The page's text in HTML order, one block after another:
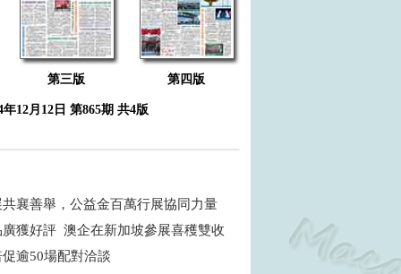
第三版 第四版
年12月12日 第865期 共4版
襄善舉，公益金百萬行展協同力量
獲好評 澳企在新加坡參展喜穫雙收
逾50場配對洽談